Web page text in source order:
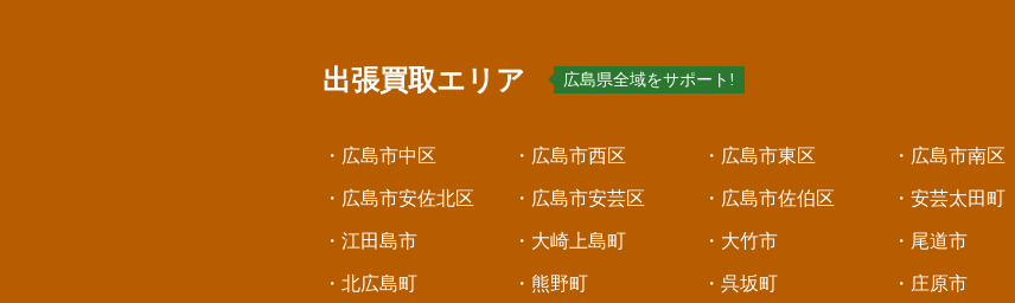
出張買取エリア 広島県全域をサポート!
・広島市中区 ・広島市西区 ・広島市東区 ・広島市南区
・広島市安佐北区 ・広島市安芸区 ・広島市佐伯区 ・安芸太田町
・江田島市 ・大崎上島町 ・大竹市 ・尾道市
・北広島町 ・熊野町 ・呉坂町 ・庄原市